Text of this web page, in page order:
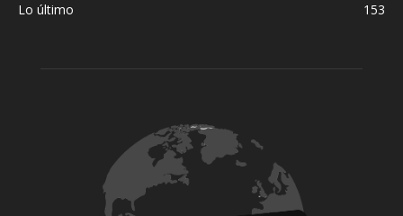
Lo último
153